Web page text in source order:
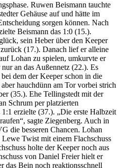
Ruwen Beismann tauchte
Gehäuse auf und hätte im
sorgen können. Nach
Beismann das 1:0 (15.).
sein Heber über den Keeper
(17.). Danach lief er alleine
Lohan zu spielen, umkurvte er
an das Außennetz (22.). Es
dem der Keeper schon in die
hauchdünn am Tor vorbei strich
(35.). Ehe Tellingstedt mit der
Schrum per platzierten
erzielte (37.). „Die erste Halbzeit
sagte Ziegenberg. Auch in
die besseren Chancen. Lohan
Twist mit einem Flachschuss
holte der Keeper noch aus
von Daniel Freier hielt er
das Bein noch reaktionsschnell